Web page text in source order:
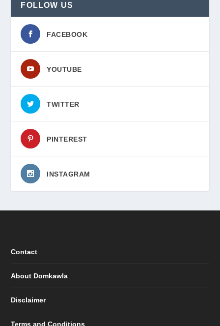
FOLLOW US
FACEBOOK
YOUTUBE
TWITTER
PINTEREST
INSTAGRAM
Contact
About Domkawla
Disclaimer
Terms and Conditions